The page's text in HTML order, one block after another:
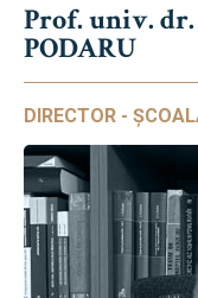
Prof. univ.
PODARU
DIRECTOR -